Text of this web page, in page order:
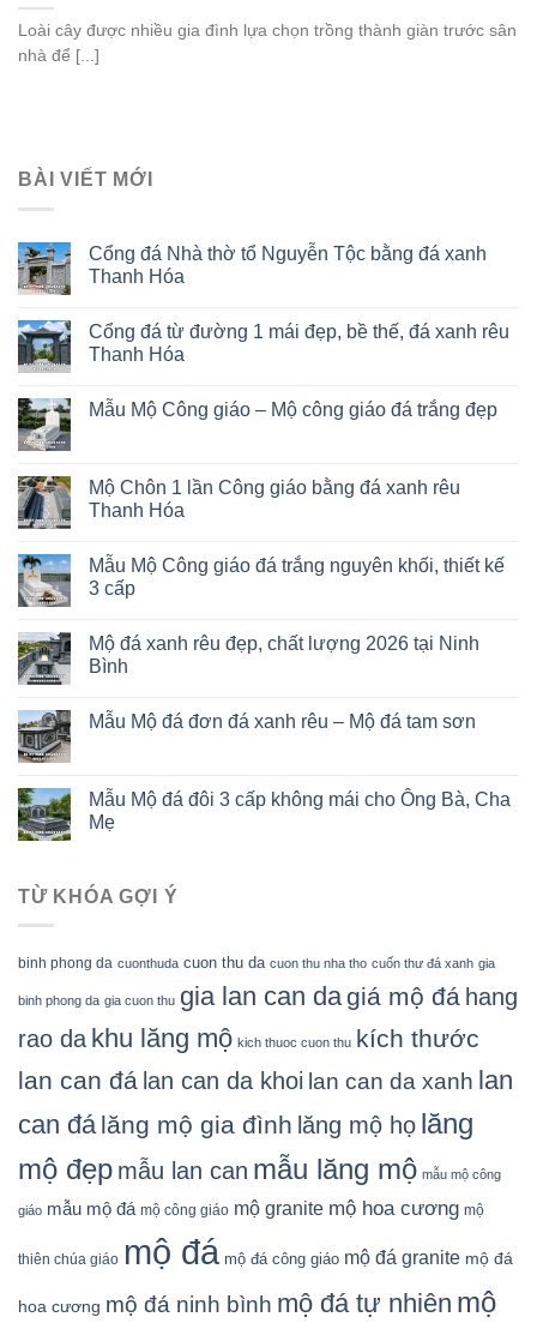
Loài cây được nhiều gia đình lựa chọn trồng thành giàn trước sân
nhà để [...]
BÀI VIẾT MỚI
Cổng đá Nhà thờ tổ Nguyễn Tộc bằng đá xanh
Thanh Hóa
Cổng đá từ đường 1 mái đẹp, bề thế, đá xanh rêu
Thanh Hóa
Mẫu Mộ Công giáo – Mộ công giáo đá trắng đẹp
Mộ Chôn 1 lần Công giáo bằng đá xanh rêu
Thanh Hóa
Mẫu Mộ Công giáo đá trắng nguyên khối, thiết kế
3 cấp
Mộ đá xanh rêu đẹp, chất lượng 2026 tại Ninh
Bình
Mẫu Mộ đá đơn đá xanh rêu – Mộ đá tam sơn
Mẫu Mộ đá đôi 3 cấp không mái cho Ông Bà, Cha
Mẹ
TỪ KHÓA GỢI Ý
binh phong da cuonthuda cuon thu da cuon thu nha tho cuốn thư đá xanh gia
binh phong da gia cuon thu gia lan can dagiá mộ đá hang
rao da khu lăng mộ kich thuoc cuon thu kích thước
lan can đá lan can da khoi lan can da xanh lan
can đá lăng mộ gia đình lăng mộ họ lăng
mộ đẹp mẫu lan can mẫu lăng mộ mẫu mộ công
giáo mẫu mộ đá mộ công giáo mộ granite mộ hoa cương mộ
thiên chúa giáo mộ đá mộ đá công giáo mộ đá granite mộ đá
hoa cương mộ đá ninh bình mộ đá tự nhiên mộ